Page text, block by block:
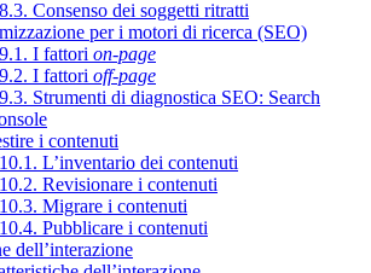
Consenso dei soggetti ritratti
per i motori di ricerca (SEO)
I fattori on-page
I fattori off-page
Strumenti di diagnostica SEO: Search
i contenuti
L’inventario dei contenuti
Revisionare i contenuti
Migrare i contenuti
Pubblicare i contenuti
dell’interazione